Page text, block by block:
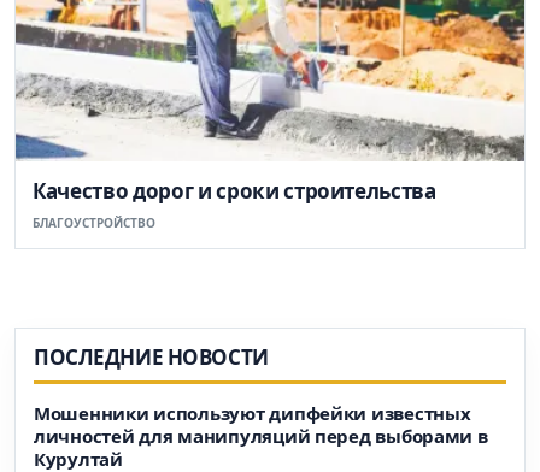
Качество дорог и сроки строительства
БЛАГОУСТРОЙСТВО
ПОСЛЕДНИЕ НОВОСТИ
Мошенники используют дипфейки известных
личностей для манипуляций перед выборами в
Курултай